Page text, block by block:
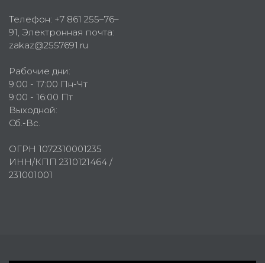
Телефон: +7 861 255–76–
91, Электронная почта:
zakaz@2557691.ru
Рабочие дни:
9:00 - 17:00 Пн-Чт
9:00 - 16:00 Пт
Выходной:
Сб.-Вс.
ОГРН 1072310001235
ИНН/КПП 2310121464 /
231001001